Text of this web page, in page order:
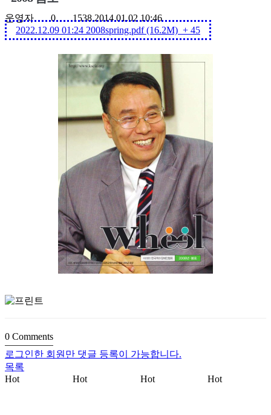
운영자 0 15382014.01.02 10:46
2022.12.09 01:24 2008spring.pdf (16.2M) + 45
0 Comments
로그인한 회원만 댓글 등록이 가능합니다.
목록
Hot
Hot Hot Hot